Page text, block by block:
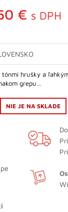
€ s DPH
hrušky a
grepu…
NIE JE NA SKLADE